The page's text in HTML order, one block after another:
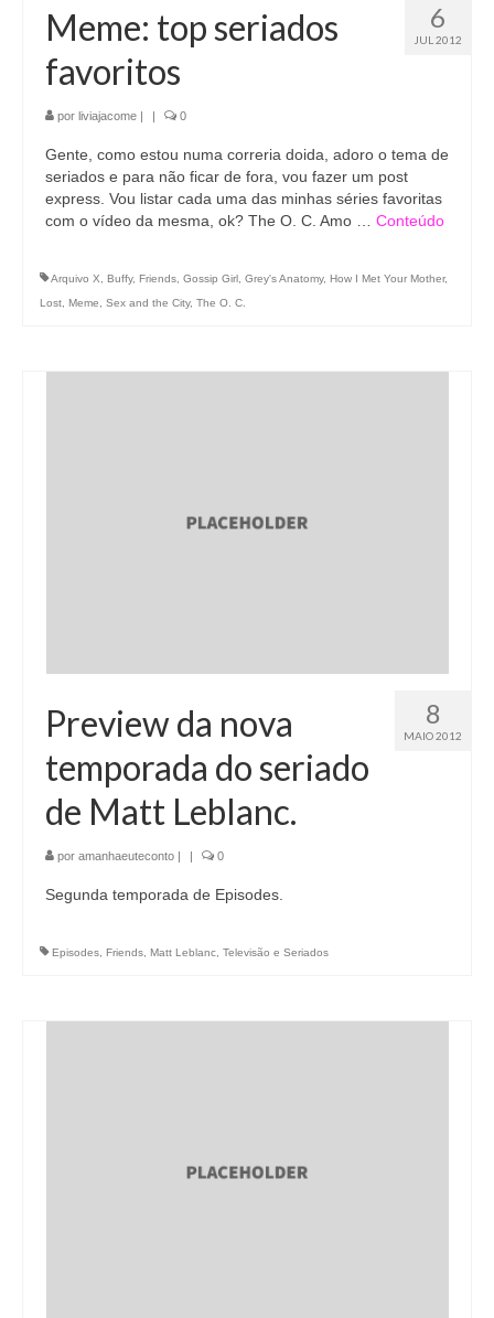
6
JUL 2012
Meme: top seriados
favoritos
por liviajacome | | 0
Gente, como estou numa correria doida, adoro o tema de
seriados e para não ficar de fora, vou fazer um post
express. Vou listar cada uma das minhas séries favoritas
com o vídeo da mesma, ok? The O. C. Amo … Conteúdo
Arquivo X Buffy, Friends Gossip Girl Grey's Anatomy, How I Met Your Mother,
Lost Meme Sex and the City, The O. C.
8
MAIO 2012
Preview da nova
temporada do seriado
de Matt Leblanc.
por amanhaeuteconto | | 0
Segunda temporada de Episodes.
Episodes Friends Matt Leblanc Televisão e Seriados